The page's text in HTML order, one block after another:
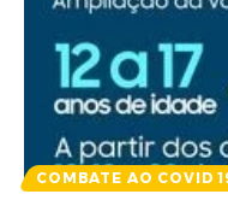
COMBATE AO COVID